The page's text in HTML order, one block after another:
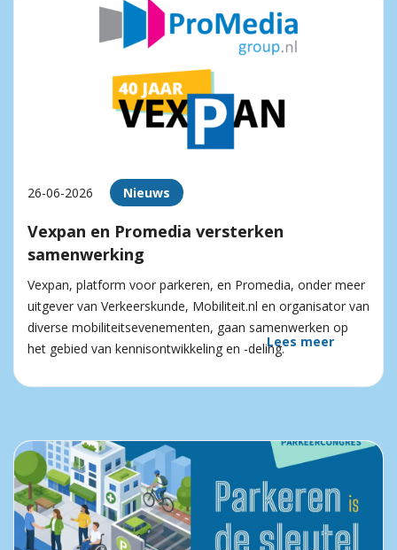
26-06-2026 Nieuws
Vexpan en Promedia versterken
samenwerking
Vexpan, platform voor parkeren, en Promedia, onder meer
uitgever van Verkeerskunde, Mobiliteit.nl en organisator van
diverse mobiliteitsevenementen, gaan samenwerken op
het gebied van kennisontwikkeling en -deling.Lees meer